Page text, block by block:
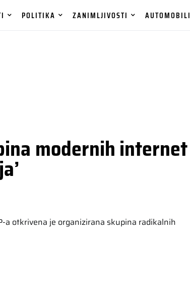
POLITIKA ZANIMLJIVOSTI AUTOMOBILI
modernih internet
a otkrivena je organizirana skupina radikalnih